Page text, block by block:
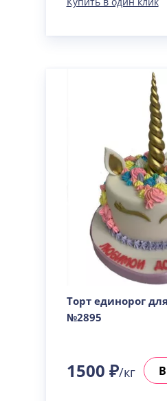
Торт единорог
№2895
1500 ₽/кг